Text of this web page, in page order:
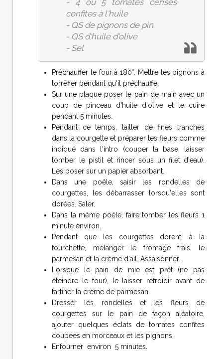
- 4 ou 5 tomates cerises
confites à l'huile
- QS de pignons de pin
- QS d'huile d'olive
- Sel
Préchauffer le four à 180°. Mettre les pignons à
torréfier pendant qu'il préchauffe.
Sur une plaque poser le pain de main avec un
coup de pinceau d'huile d'olive et le cuire
pendant 5 minutes.
Pendant ce temps, tailler de fines tranches
dans la courgette et préparer les fleurs comme
indiqué dans l'intro (couper la base, laisser
tomber le pistil et rincer sous un filet d'eau).
Les poser sur un papier absorbant.
Dans une poêle, saisir les rondelles de
courgettes, les débarrasser lorsqu'elles sont
dorées. Saler.
Dans la même poêle, faire tomber les fleurs 1
minute environ.
Pendant que les courgettes dorent, à la
fourchette, mélanger le fromage frais, le
parmesan et la crème d'ail. Assaisonner.
Lorsque le pain de mie est prêt (ne pas
éteindre le four), le laisser refroidir avant de
tartiner la crème de parmesan.
Dresser les rondelles et les fleurs de
courgettes sur le pain de façon aléatoire,
ajouter quelques éclats de tomates confites
coupées en morceaux et les pignons.
Enfourner environ 5 minutes.